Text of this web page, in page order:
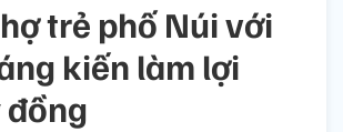
trẻ phố Núi với
kiến làm lợi
đồng